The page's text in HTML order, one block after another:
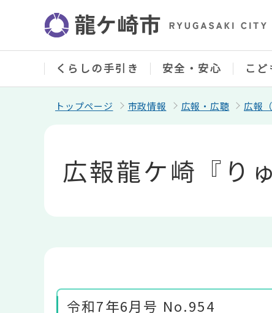
ジ
くらしの手引き 安全・安心 こ
トップページ 市政情報 広報・広聴 広報
広報龍ケ崎『り
令和7年6月号 No.954